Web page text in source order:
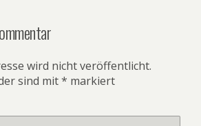
wird nicht veröffentlicht.
sind mit* markiert